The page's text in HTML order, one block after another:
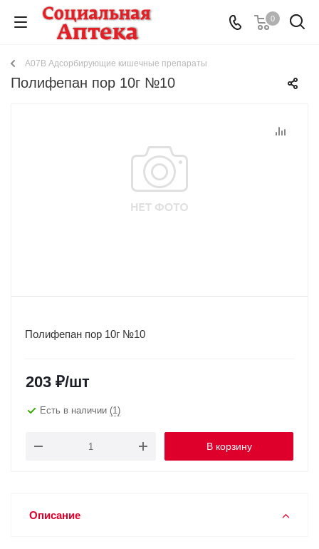
0
A07B Адсорбирующие кишечные препараты
Полифепан пор 10г №10
Полифепан пор 10г №10
203 ₽/шт
Есть в наличии (1)
В корзину
Описание